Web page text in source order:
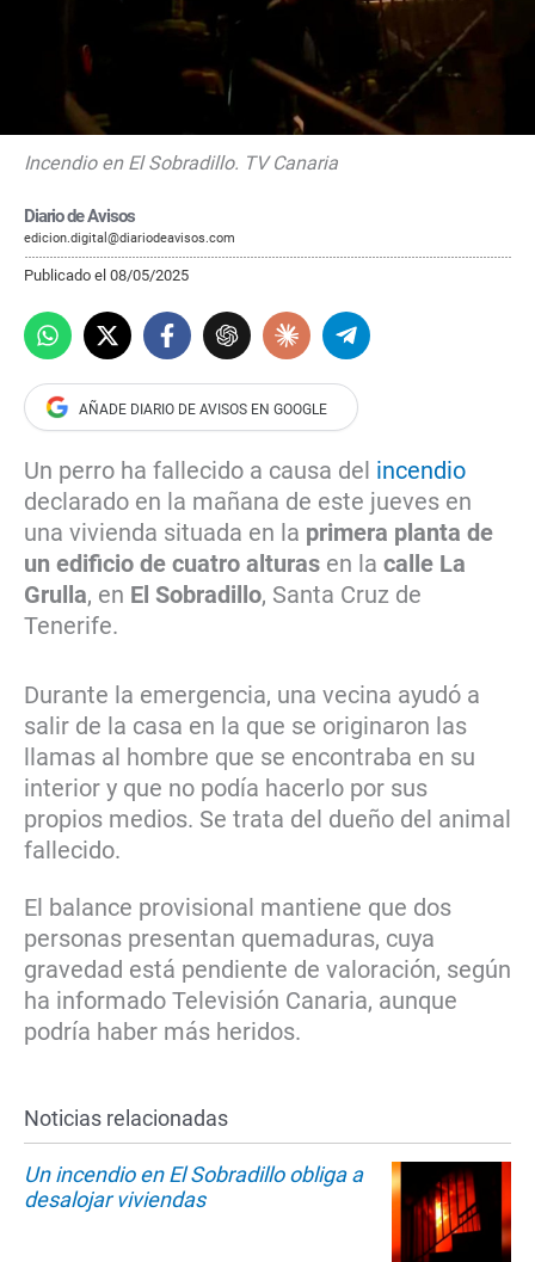
Incendio en El Sobradillo. TV Canaria
Diario de Avisos
edicion.digital@diariodeavisos.com
Publicado el 08/05/2025
Un perro ha fallecido a causa del incendio
declarado en la mañana de este jueves en
una vivienda situada en la primera planta de
un edificio de cuatro alturas en la calle La
Grulla, en El Sobradillo, Santa Cruz de
Tenerife.
Durante la emergencia, una vecina ayudó a
salir de la casa en la que se originaron las
llamas al hombre que se encontraba en su
interior y que no podía hacerlo por sus
propios medios. Se trata del dueño del animal
fallecido.
El balance provisional mantiene que dos
personas presentan quemaduras, cuya
gravedad está pendiente de valoración, según
ha informado Televisión Canaria, aunque
podría haber más heridos.
Noticias relacionadas
Un incendio en El Sobradillo obliga a
desalojar viviendas